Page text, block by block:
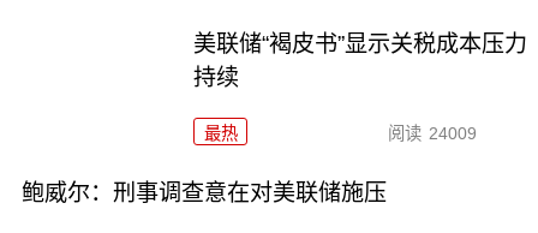
美联储“褐皮书”显示关税成本压力
持续
最热 阅读 24009
鲍威尔：刑事调查意在对美联储施压